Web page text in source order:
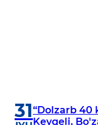
31“Dolzarb 40
Keygeli,